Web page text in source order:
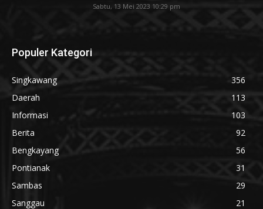
Sabtu, 13 Mei 2023 10:29 pm
Populer Kategori
Singkawang
356
Daerah
113
Informasi
103
Berita
92
Bengkayang
56
Pontianak
31
Sambas
29
Sanggau
21